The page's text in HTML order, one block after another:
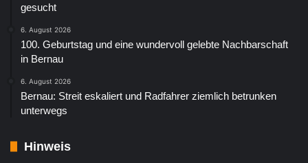
gesucht
6. August 2026
100. Geburtstag und eine wundervoll gelebte Nachbarschaft
in Bernau
6. August 2026
Bernau: Streit eskaliert und Radfahrer ziemlich betrunken
unterwegs
Hinweis